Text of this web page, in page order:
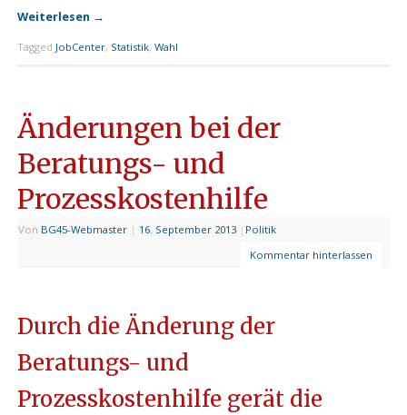
Weiterlesen →
Tagged JobCenter, Statistik, Wahl
Änderungen bei der
Beratungs- und
Prozesskostenhilfe
Von BG45-Webmaster | 16. September 2013 | Politik
Kommentar hinterlassen
Durch die Änderung der
Beratungs- und
Prozesskostenhilfe gerät die